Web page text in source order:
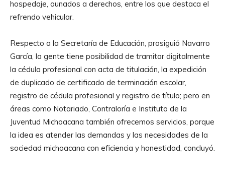
hospedaje, aunados a derechos, entre los que destaca el
refrendo vehicular.
Respecto a la Secretaría de Educación, prosiguió Navarro
García, la gente tiene posibilidad de tramitar digitalmente
la cédula profesional con acta de titulación, la expedición
de duplicado de certificado de terminación escolar,
registro de cédula profesional y registro de título; pero en
áreas como Notariado, Contraloría e Instituto de la
Juventud Michoacana también ofrecemos servicios, porque
la idea es atender las demandas y las necesidades de la
sociedad michoacana con eficiencia y honestidad, concluyó.